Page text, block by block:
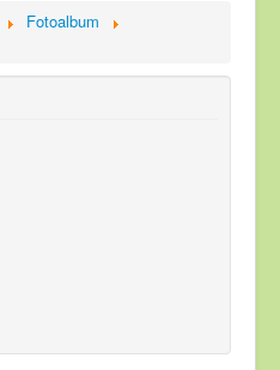
Fotoalbum